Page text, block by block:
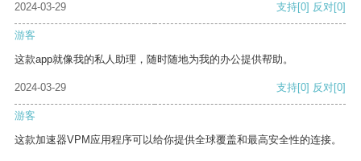
2024-03-29 支持[0] 反对[0]
游客
这款app就像我的私人助理，随时随地为我的办公提供帮助。
2024-03-29 支持[0] 反对[0]
游客
这款加速器VPM应用程序可以给你提供全球覆盖和最高安全性的连接。